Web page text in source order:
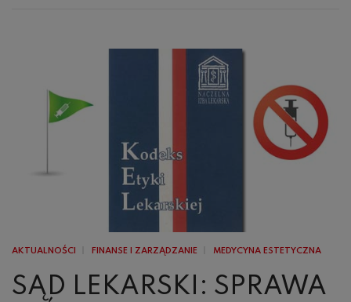
AKTUALNOŚCI FINANSE I ZARZĄDZANIE MEDYCYNA ESTETYCZNA
SĄD LEKARSKI: SPRAWA